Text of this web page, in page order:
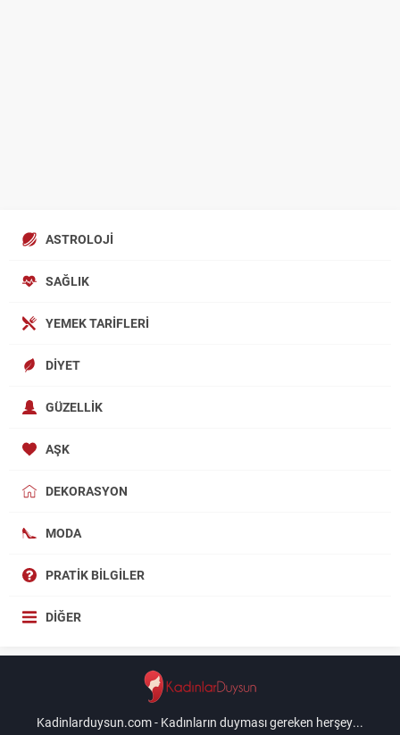
ASTROLOJI
SAĞLIK
YEMEK TARIFLERI
DIYET
GÜZELLIK
AŞK
DEKORASYON
MODA
PRATIK BILGILER
DIĞER
Kadinlarduysun.com - Kadınların duyması gereken herşey...